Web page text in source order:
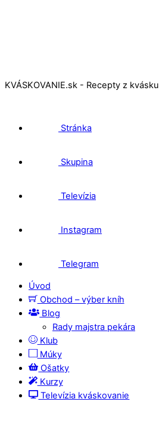
KVÁSKOVANIE.sk - Recepty z kvásku
Stránka
Skupina
Televízia
Instagram
Telegram
Úvod
Obchod – výber kníh
Blog
Rady majstra pekára
Klub
Múky
Ošatky
Kurzy
Televízia kváskovanie